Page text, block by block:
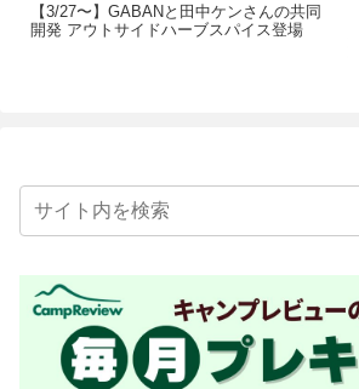
【3/27〜】GABANと田中ケンさんの共同
開発 アウトサイドハーブスパイス登場